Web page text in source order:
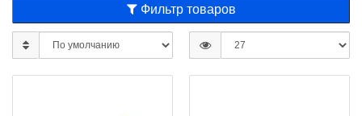
Фильтр товаров